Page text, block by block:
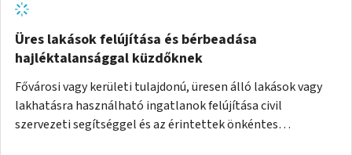
Üres lakások felújítása és bérbeadása
hajléktalansággal küzdőknek
Fővárosi vagy kerületi tulajdonú, üresen álló lakások vagy
lakhatásra használható ingatlanok felújítása civil
szervezeti segítséggel és az érintettek önkéntes